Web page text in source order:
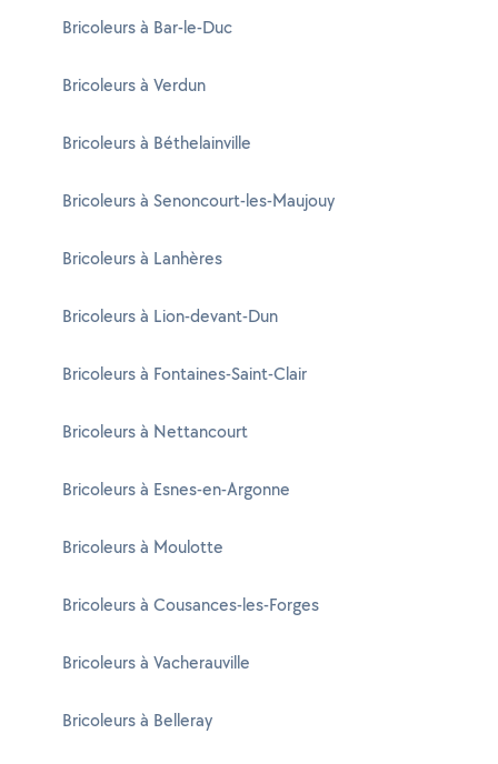
Bricoleurs à Bar-le-Duc
Bricoleurs à Verdun
Bricoleurs à Béthelainville
Bricoleurs à Senoncourt-les-Maujouy
Bricoleurs à Lanhères
Bricoleurs à Lion-devant-Dun
Bricoleurs à Fontaines-Saint-Clair
Bricoleurs à Nettancourt
Bricoleurs à Esnes-en-Argonne
Bricoleurs à Moulotte
Bricoleurs à Cousances-les-Forges
Bricoleurs à Vacherauville
Bricoleurs à Belleray